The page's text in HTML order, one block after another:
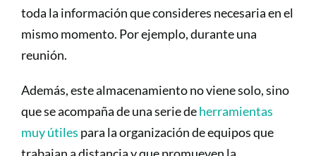
toda la información que consideres necesaria en el
mismo momento. Por ejemplo, durante una
reunión.
Además, este almacenamiento no viene solo, sino
que se acompaña de una serie deherramientas
muy útiles para la organización de equipos que